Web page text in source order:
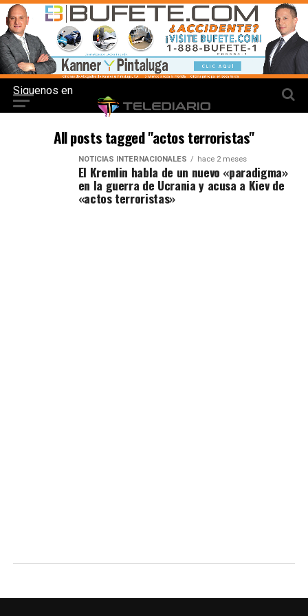
Siguenos en
All posts tagged "actos terroristas"
NOTICIAS INTERNACIONALES hace 2 meses
El Kremlin habla de un nuevo «paradigma»
en la guerra de Ucrania y acusa a Kiev de
«actos terroristas»